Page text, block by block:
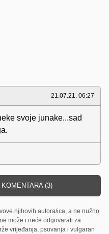
21.07.21. 06:27
svoje junake...sad
(3)
njihovih autora/ica, a ne nužno
može i neće odgovarati za
vrijeđanja, psovanja i vulgaran